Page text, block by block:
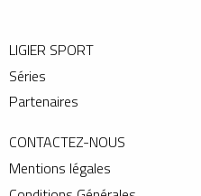
LIGIER SPORT
Séries
Partenaires
CONTACTEZ-NOUS
Mentions légales